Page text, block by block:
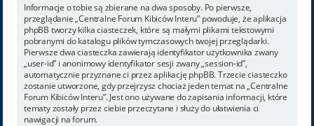
Informacje o tobie są zbierane na dwa sposoby. Po pierwsze,
przeglądanie „Centralne Forum Kibiców Interu” powoduje, że aplikacja
phpBB tworzy kilka ciasteczek, które są małymi plikami tekstowymi
pobranymi do katalogu plików tymczasowych twojej przeglądarki.
Pierwsze dwa ciasteczka zawierają identyfikator użytkownika zwany
„user-id” i anonimowy identyfikator sesji zwany „session-id”,
automatycznie przyznane ci przez aplikację phpBB. Trzecie ciasteczko
zostanie utworzone, gdy przejrzysz chociaż jeden temat na „Centralne
Forum Kibiców Interu”. Jest ono używane do zapisania informacji, które
tematy zostały przez ciebie przeczytane i służy do ułatwienia ci
nawigacji na forum.